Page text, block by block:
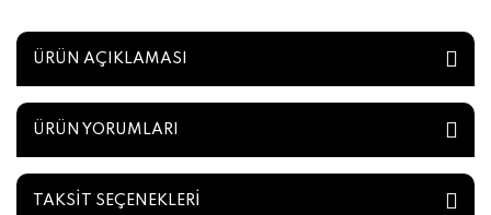
ÜRÜN AÇIKLAMASI
ÜRÜN YORUMLARI
TAKSİT SEÇENEKLERİ